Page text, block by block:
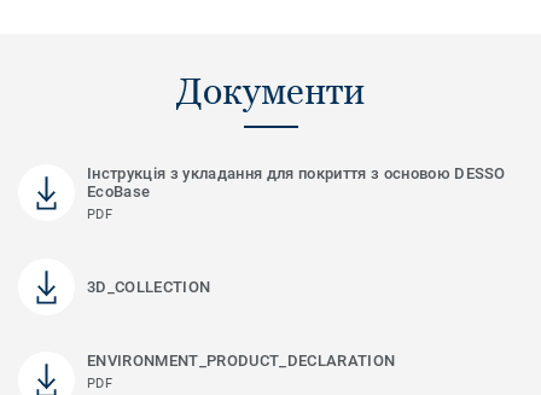
Документи
Інструкція з укладання для покриття з основою DESSO
EcoBase
PDF
3D_COLLECTION
ENVIRONMENT_PRODUCT_DECLARATION
PDF